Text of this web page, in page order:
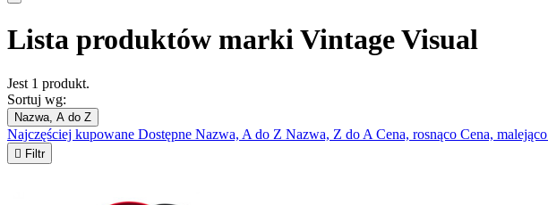
Lista produktów marki Vintage Visual
Jest 1 produkt.
Sortuj wg:
Nazwa, A do Z
Najczęściej kupowane Dostępne Nazwa, A do Z Nazwa, Z do A Cena, rosnąco Cena, malejąco
 Filtr